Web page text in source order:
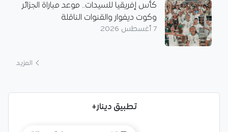
كأس إفريقيا للسيدات.. موعد مباراة الجزائر
وكوت ديفوار والقنوات الناقلة
7 أغسطس 2026
المزيد
تطبيق دينار+